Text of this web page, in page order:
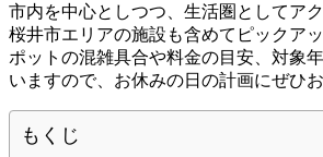
市内を中心としつつ、生活圏としてア
桜井市エリアの施設も含めてピックア
ポットの混雑具合や料金の目安、対象
いますので、お休みの日の計画にぜひ
もくじ